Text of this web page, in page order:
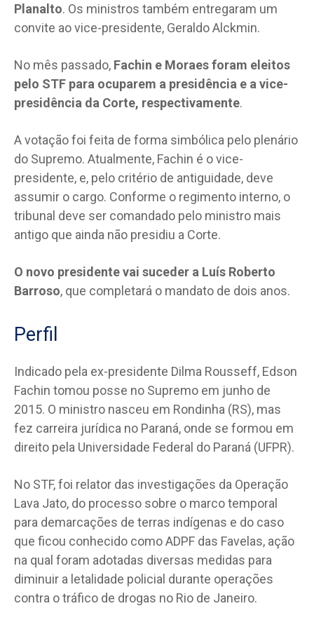
Planalto. Os ministros também entregaram um
convite ao vice-presidente, Geraldo Alckmin.
No mês passado, Fachin e Moraes foram eleitos
pelo STF para ocuparem a presidência e a vice-
presidência da Corte, respectivamente.
A votação foi feita de forma simbólica pelo plenário
do Supremo. Atualmente, Fachin é o vice-
presidente, e, pelo critério de antiguidade, deve
assumir o cargo. Conforme o regimento interno, o
tribunal deve ser comandado pelo ministro mais
antigo que ainda não presidiu a Corte.
O novo presidente vai suceder a Luís Roberto
Barroso, que completará o mandato de dois anos.
Perfil
Indicado pela ex-presidente Dilma Rousseff, Edson
Fachin tomou posse no Supremo em junho de
2015. O ministro nasceu em Rondinha (RS), mas
fez carreira jurídica no Paraná, onde se formou em
direito pela Universidade Federal do Paraná (UFPR).
No STF, foi relator das investigações da Operação
Lava Jato, do processo sobre o marco temporal
para demarcações de terras indígenas e do caso
que ficou conhecido como ADPF das Favelas, ação
na qual foram adotadas diversas medidas para
diminuir a letalidade policial durante operações
contra o tráfico de drogas no Rio de Janeiro.